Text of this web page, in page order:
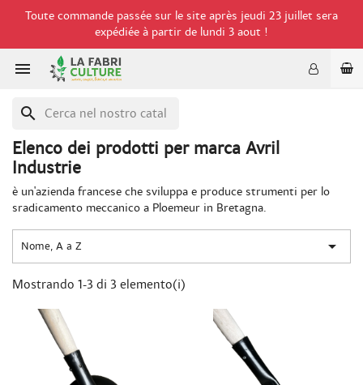
Toute commande passée sur le site après jeudi 23 juillet sera
expédiée à partir de lundi 3 aout !

search
Elenco dei prodotti per marca Avril
Industrie
è un'azienda francese che sviluppa e produce strumenti per lo
sradicamento meccanico a Ploemeur in Bretagna.
Nome, A a Z 
Mostrando 1-3 di 3 elemento(i)